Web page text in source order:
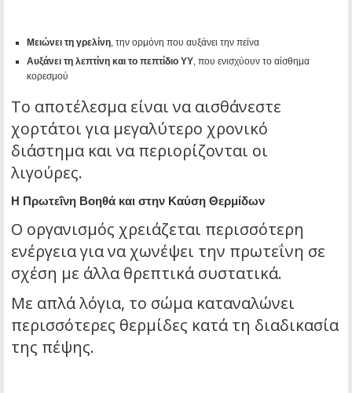
Μειώνει τη γρελίνη, την ορμόνη που αυξάνει την πείνα
Αυξάνει τη λεπτίνη και το πεπτίδιο YY, που ενισχύουν το αίσθημα
κορεσμού
Το αποτέλεσμα είναι να αισθάνεστε
χορτάτοι για μεγαλύτερο χρονικό
διάστημα και να περιορίζονται οι
λιγούρες.
Η Πρωτεΐνη Βοηθά και στην Καύση Θερμίδων
Ο οργανισμός χρειάζεται περισσότερη
ενέργεια για να χωνέψει την πρωτεΐνη σε
σχέση με άλλα θρεπτικά συστατικά.
Με απλά λόγια, το σώμα καταναλώνει
περισσότερες θερμίδες κατά τη διαδικασία
της πέψης.